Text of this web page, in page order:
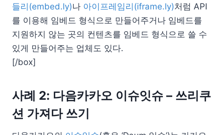
들리(embed.ly)나 아이프레임리(iframe.ly)처럼 API
를 이용해 임베드 형식으로 만들어주거나 임베드를
지원하지 않는 곳의 컨텐츠를 임베드 형식으로 쓸 수
있게 만들어주는 업체도 있다.
[/box]
사례 2: 다음카카오 이슈잇슈 – 쓰리쿠
션 가져다 쓰기